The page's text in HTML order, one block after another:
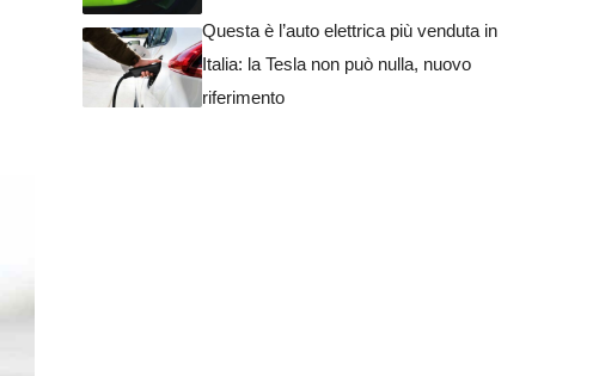
Questa è l’auto elettrica più venduta in
Italia: la Tesla non può nulla, nuovo
riferimento